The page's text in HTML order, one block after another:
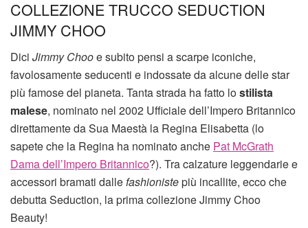
COLLEZIONE TRUCCO SEDUCTION
JIMMY CHOO
Dici Jimmy Chooe subito pensi a scarpe iconiche,
favolosamente seducenti e indossate da alcune delle star
più famose del pianeta. Tanta strada ha fatto lostilista
malese, nominato nel 2002 Ufficiale dell’Impero Britannico
direttamente da Sua Maestà la Regina Elisabetta (lo
sapete che la Regina ha nominato anche Pat McGrath
Dama dell’Impero Britannico?). Tra calzature leggendarie e
accessori bramati dallefashionistepiù incallite, ecco che
debutta Seduction, la prima collezione Jimmy Choo
Beauty!